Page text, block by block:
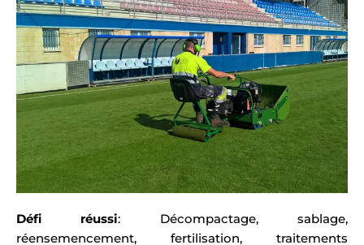
Défi réussi: Décompactage, sablage,
réensemencement, fertilisation, traitements